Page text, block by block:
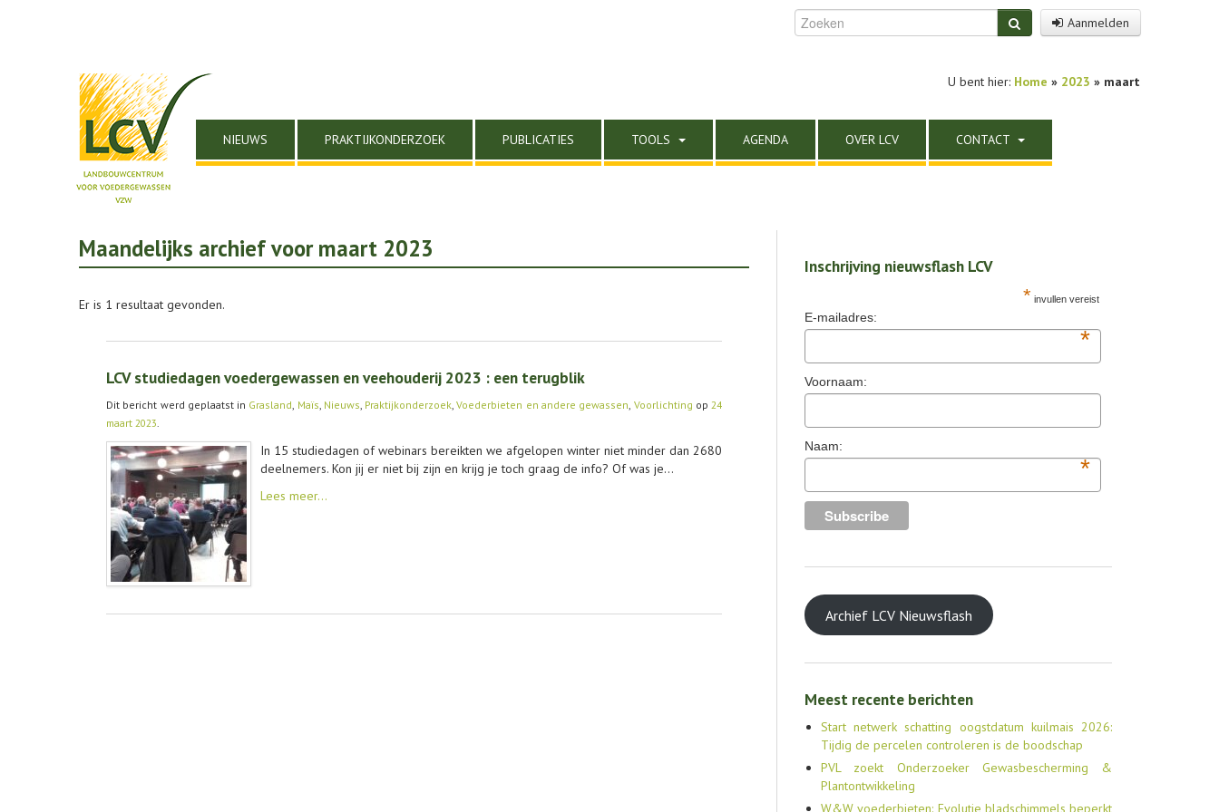
Aanmelden
U bent hier: Home » 2023 » maart
NIEUWS PRAKTIJKONDERZOEK PUBLICATIES TOOLS AGENDA OVER LCV CONTACT
Maandelijks archief voor maart 2023
Er is 1 resultaat gevonden.
LCV studiedagen voedergewassen en veehouderij 2023 : een terugblik
Dit bericht werd geplaatst in Grasland, Maïs, Nieuws, Praktijkonderzoek,Voederbieten en andere gewassen, Voorlichting op24
maart 2023.
In 15 studiedagen of webinars bereikten we afgelopen winter niet minder dan 2680
deelnemers. Kon jij er niet bij zijn en krijg je toch graag de info? Of was je…
Lees meer…
Inschrijving nieuwsflash LCV
* invullen vereist
E-mailadres:
*
Voornaam:
Naam:
*
Archief LCV Nieuwsflash
Meest recente berichten
Start netwerk schatting oogstdatum kuilmais 2026:
Tijdig de percelen controleren is de boodschap
PVL zoekt Onderzoeker Gewasbescherming &
Plantontwikkeling